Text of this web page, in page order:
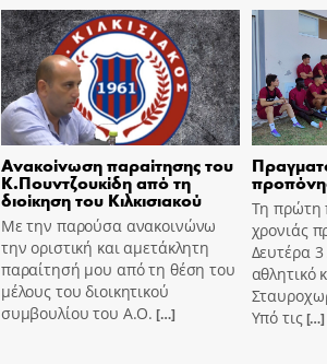
Ανακοίνωση παραίτησης του
Κ.Πουντζουκίδη από τη
διοίκηση του Κιλκισιακού
Με την παρούσα ανακοινώνω
την οριστική και αμετάκλητη
παραίτησή μου από τη θέση του
μέλους του διοικητικού
συμβουλίου του Α.Ο. […]
Τη πρώτη
χρονιάς
Δευτέρα
αθλητικό
Υπό τις[…]